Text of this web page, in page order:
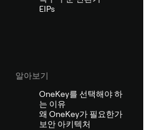
EIPs
알아보기
OneKey를 선택해야 하
는 이유
왜 OneKey가 필요한가
보안 아키텍처